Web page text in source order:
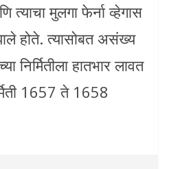
मुलगा फेर्ना व्हेगास
होते. त्यासोबत असंख्य
निर्मितीला हातभार लावत
1657 ते 1658